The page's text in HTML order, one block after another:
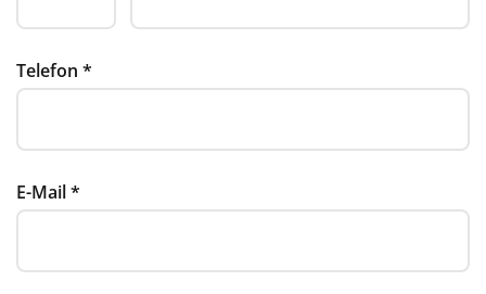
Telefon *
E-Mail*